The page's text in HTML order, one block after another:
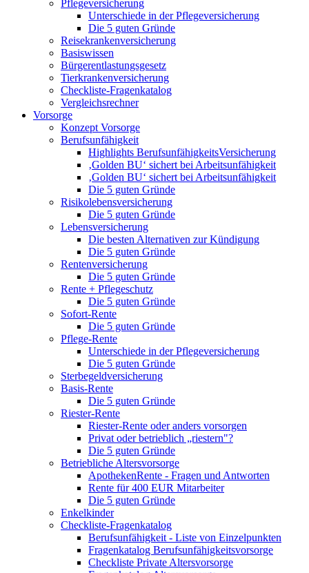
Pflegeversicherung
Unterschiede in der Pflegeversicherung
Die 5 guten Gründe
Reisekrankenversicherung
Basiswissen
Bürgerentlastungsgesetz
Tierkrankenversicherung
Checkliste-Fragenkatalog
Vergleichsrechner
Vorsorge
Konzept Vorsorge
Berufsunfähigkeit
Highlights BerufsunfähigkeitsVersicherung
‚Golden BU‘ sichert bei Arbeitsunfähigkeit
‚Golden BU‘ sichert bei Arbeitsunfähigkeit
Die 5 guten Gründe
Risikolebensversicherung
Die 5 guten Gründe
Lebensversicherung
Die besten Alternativen zur Kündigung
Die 5 guten Gründe
Rentenversicherung
Die 5 guten Gründe
Rente + Pflegeschutz
Die 5 guten Gründe
Sofort-Rente
Die 5 guten Gründe
Pflege-Rente
Unterschiede in der Pflegeversicherung
Die 5 guten Gründe
Sterbegeldversicherung
Basis-Rente
Die 5 guten Gründe
Riester-Rente
Riester-Rente oder anders vorsorgen
Privat oder betrieblich „riestern"?
Die 5 guten Gründe
Betriebliche Altersvorsorge
ApothekenRente - Fragen und Antworten
Rente für 400 EUR Mitarbeiter
Die 5 guten Gründe
Enkelkinder
Checkliste-Fragenkatalog
Berufsunfähigkeit - Liste von Einzelpunkten
Fragenkatalog Berufsunfähigkeitsvorsorge
Checkliste Private Altersvorsorge